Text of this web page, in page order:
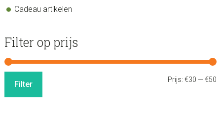
Cadeau artikelen
Filter op prijs
Filter Prijs:€30 —€50